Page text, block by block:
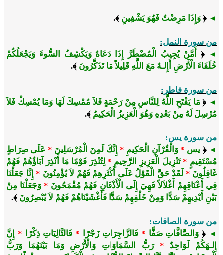
◄ ﴿ وَإِذَا مَرِضْتُ فَهُوَ يَشْفِينِ ﴾.
من سورة النمل:
◄ ﴿
أَمَّنْ يُجِيبُ الْمُضْطَرَّ إِذَا دَعَاهُ وَيَكْشِفُ السُّوءَ وَيَجْعَلُكُمْ
خُلَفَاءَ الْأَرْضِ أَإِلـهٌ مَعَ اللَّهِ قَلِيلاً مَا تَذَكَّرُونَ ﴾.
من سورة فاطر:
◄ ﴿مَا يَفْتَحِ اللَّهُ لِلنَّاسِ مِنْ رَحْمَةٍ فَلاَ مُمْسِكَ لَهَا وَمَا يُمْسِكْ فَلاَ
مُرْسِلَ لَهُ مِنْ بَعْدِهِ وَهُوَ الْعَزِيزُ الْحَكِيمُ ﴾.
من سورة يس:
◄ ﴿ يس *وَالْقُرْآنِ الْحَكِيمِ * إِنَّكَ لَمِنَ الْمُرْسَلِينَ * عَلَى صِرَاطٍ
مُسْتَقِيمٍ *تَنْزِيلَ الْعَزِيزِ الرَّحِيمِ *لِتُنْذِرَ قَوْمًا مَا أُنْذِرَ آبَاؤُهُمْ فَهُمْ
غَافِلُونَ * لَقَدْ حَقَّ الْقَوْلُ عَلَى أَكْثَرِهِمْ فَهُمْ لاَ يُؤْمِنُونَ * إِنَّا جَعَلْنَا
فِي أَعْنَاقِهِمْ أَغْلاَلاً فَهِيَ إِلَى الْأَذْقَانِ فَهُمْ مُقْمَحُونَ * وَجَعَلْنَا مِنْ
بَيْنِ أَيْدِيهِمْ سَدًّا وَمِنْ خَلْفِهِمْ سَدًّا فَأَغْشَيْنَاهُمْ فَهُمْ لاَ يُبْصِرُونَ ﴾.
من سورة الصافات:
◄ ﴿ وَالصَّافَّاتِ صَفًّا *فَالزَّاجِرَاتِ زَجْرًا * فَالتَّالِيَاتِ ذِكْرًا * إِنَّ
إِلـهَكُمْ لَوَاحِدٌ *رَبُّ السَّمَاوَاتِ وَالْأَرْضِ وَمَا بَيْنَهُمَا وَرَبُّ